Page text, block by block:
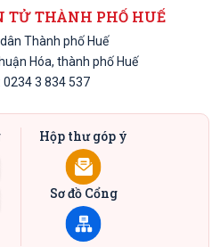
TỬ THÀNH PHỐ HUẾ
Thành phố Huế
Hóa, thành phố Huế
0234 3 834 537
Hộp thư góp ý
Sơ đồ Cổng